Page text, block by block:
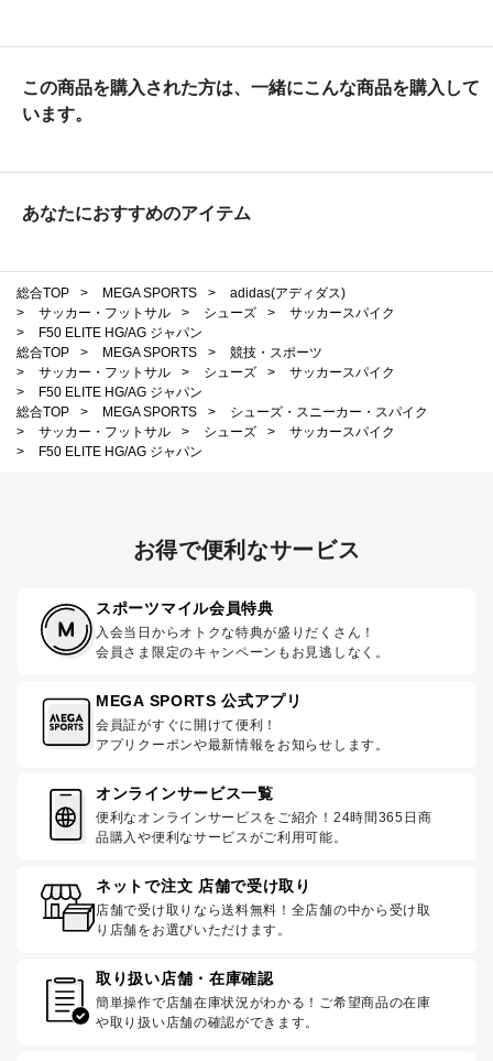
この商品を購入された方は、一緒にこんな商品を購入して
います。
あなたにおすすめのアイテム
総合TOP > MEGA SPORTS >
adidas(アディダス)
>
サッカー・フットサル > シューズ >
サッカースパイク
>
F50 ELITE HG/AG ジャパン
総合TOP
> MEGA SPORTS >
競技・スポーツ
>
サッカー・フットサル > シューズ >
サッカースパイク
>
F50 ELITE HG/AG ジャパン
総合TOP
> MEGA SPORTS >
シューズ・スニーカー・スパイク
>
サッカー・フットサル > シューズ >
サッカースパイク
>
F50 ELITE HG/AG ジャパン
お得で便利なサービス
スポーツマイル会員特典
入会当日からオトクな特典が盛りだくさん！
会員さま限定のキャンペーンもお見逃しなく。
MEGA SPORTS 公式アプリ
会員証がすぐに開けて便利！
アプリクーポンや最新情報をお知らせします。
オンラインサービス一覧
便利なオンラインサービスをご紹介！24時間365日商
品購入や便利なサービスがご利用可能。
ネットで注文 店舗で受け取り
店舗で受け取りなら送料無料！全店舗の中から受け取
り店舗をお選びいただけます。
取り扱い店舗・在庫確認
簡単操作で店舗在庫状況がわかる！ご希望商品の在庫
や取り扱い店舗の確認ができます。